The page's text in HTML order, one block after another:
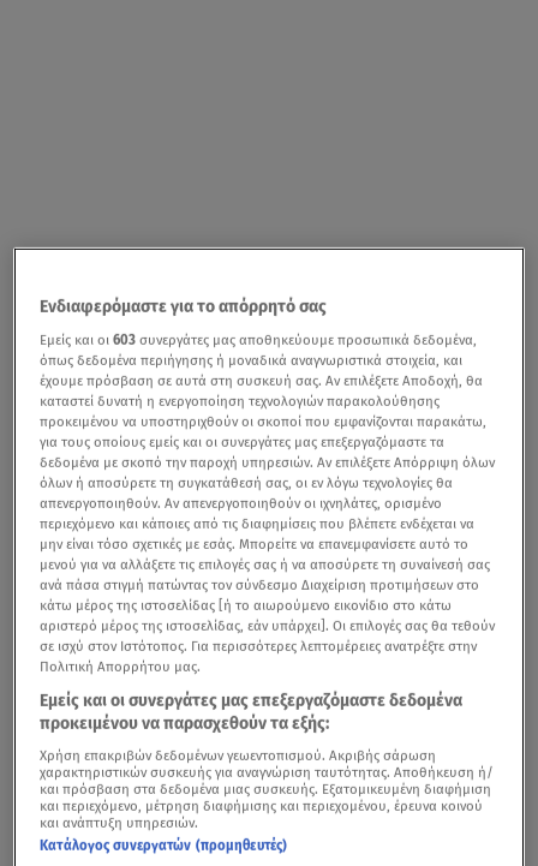
Δείτε τη μεγάλη νίκη της Ουκρανίας στον 66ο διαγωνισμό της Eurovision
ΟιKalush Orchestraολοκλήρωσαν μια διαδρομή, όπως
κανένας άλλος, κερδίζοντας τον διαγωνισμό τραγουδιού
της Eurovision στο Τορίνο, το Σάββατο 14 Μαΐου.
συμμετείχαν, η oυκρανική συμμετοχή ανακηρύχθηκε
νικήτρια με το τραγούδι Stefania.
Eurovision 2022: Οι Ουκρανοί βγάζουν το έπαθλό τους
Ενδιαφερόμαστε για το απόρρητό σας
Εμείς και οι603 συνεργάτες μας αποθηκεύουμε προσωπικά δεδομένα,
όπως δεδομένα περιήγησης ή μοναδικά αναγνωριστικά στοιχεία, και
έχουμε πρόσβαση σε αυτά στη συσκευή σας. Αν επιλέξετε Αποδοχή, θα
καταστεί δυνατή η ενεργοποίηση τεχνολογιών παρακολούθησης
προκειμένου να υποστηριχθούν οι σκοποί που εμφανίζονται παρακάτω,
για τους οποίους εμείς και οι συνεργάτες μας επεξεργαζόμαστε τα
δεδομένα με σκοπό την παροχή υπηρεσιών. Αν επιλέξετε Απόρριψη όλων
όλων ή αποσύρετε τη συγκατάθεσή σας, οι εν λόγω τεχνολογίες θα
απενεργοποιηθούν. Αν απενεργοποιηθούν οι ιχνηλάτες, ορισμένο
περιεχόμενο και κάποιες από τις διαφημίσεις που βλέπετε ενδέχεται να
μην είναι τόσο σχετικές με εσάς. Μπορείτε να επανεμφανίσετε αυτό το
μενού για να αλλάξετε τις επιλογές σας ή να αποσύρετε τη συναίνεσή σας
ανά πάσα στιγμή πατώντας τον σύνδεσμο Διαχείριση προτιμήσεων στο
κάτω μέρος της ιστοσελίδας [ή το αιωρούμενο εικονίδιο στο κάτω
αριστερό μέρος της ιστοσελίδας, εάν υπάρχει]. Οι επιλογές σας θα τεθούν
σε ισχύ στον Ιστότοπος. Για περισσότερες λεπτομέρειες ανατρέξτε στην
Πολιτική Απορρήτου μας.
Εμείς και οι συνεργάτες μας επεξεργαζόμαστε δεδομένα
προκειμένου να παρασχεθούν τα εξής:
Χρήση επακριβών δεδομένων γεωεντοπισμού. Ακριβής σάρωση
χαρακτηριστικών συσκευής για αναγνώριση ταυτότητας. Αποθήκευση ή/
και πρόσβαση στα δεδομένα μιας συσκευής. Εξατομικευμένη διαφήμιση
και περιεχόμενο, μέτρηση διαφήμισης και περιεχομένου, έρευνα κοινού
και ανάπτυξη υπηρεσιών.
Κατάλογος συνεργατών (προμηθευτές)